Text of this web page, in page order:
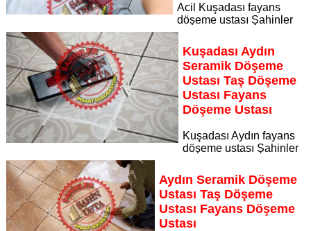
Acil Kuşadası fayans
döşeme ustası Şahinler
İnşaat Dekorasyon, zeminlerinizi sanat eseri gibi işleyen
uzman kadrosuyla Acil Kuşadası bölgesine özel hizmet
sunuyor
Sayfaya Git
Kuşadası Aydın
Seramik Döşeme
Ustası Taş Döşeme
Ustası Fayans
Döşeme Ustası
Kuşadası Aydın fayans
döşeme ustası Şahinler
İnşaat Dekorasyon, zeminlerinizi sanat eseri gibi işleyen
uzman kadrosuyla Kuşadası Aydın bölgesine özel hizmet
sunuyor
Sayfaya Git
Aydın Seramik Döşeme
Ustası Taş Döşeme
Ustası Fayans Döşeme
Ustası